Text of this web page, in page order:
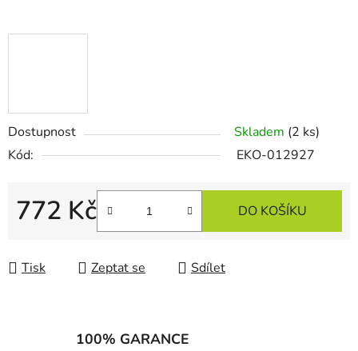
Dostupnost Skladem (2 ks)
Kód:
EKO-012927
772 Kč DO KOŠÍKU
Tisk Zeptat se Sdílet
100% GARANCE